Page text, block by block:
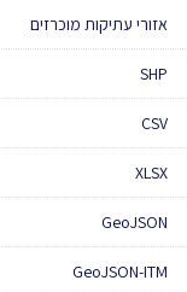
אזורי עתיקות מוכרזים
SHP
CSV
XLSX
GeoJSON
GeoJSON-ITM